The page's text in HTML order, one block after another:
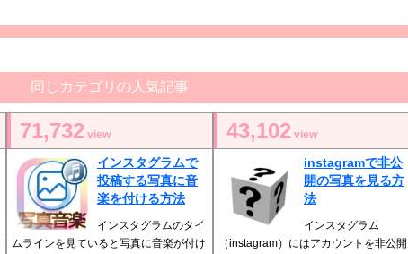
同じカテゴリの人気記事
71,732 view
インスタグラムで
投稿する写真に音
楽を付ける方法
インスタグラムのタイ
ムラインを見ていると写真に音楽が付け
43,102 view
instagramで非公
開の写真を見る方
法
インスタグラム
（instagram）にはアカウントを非公開